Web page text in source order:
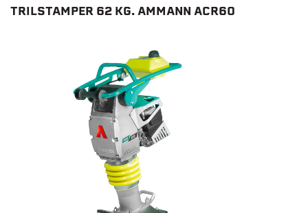
TRILSTAMPER 62 KG. AMMANN ACR60